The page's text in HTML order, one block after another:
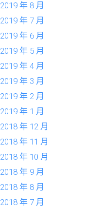
2019 年 8 月
2019 年 7 月
2019 年 6 月
2019 年 5 月
2019 年 4 月
2019 年 3 月
2019 年 2 月
2019 年 1 月
2018 年 12 月
2018 年 11 月
2018 年 10 月
2018 年 9 月
2018 年 8 月
2018 年 7 月